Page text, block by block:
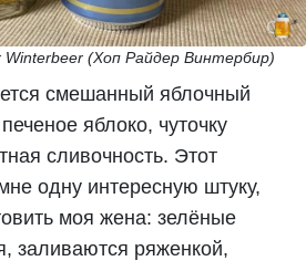
Winterbeer (Хоп Райдер Винтербир)
смешанный яблочный
яблоко, чуточку
сливочность. Этот
одну интересную штуку,
моя жена: зелёные
заливаются ряженкой,